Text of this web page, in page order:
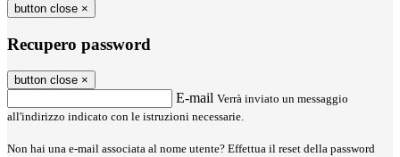
button close ×
Recupero password
button close ×
E-mail Verrà inviato un messaggio
all'indirizzo indicato con le istruzioni necessarie.
Non hai una e-mail associata al nome utente? Effettua il reset della password